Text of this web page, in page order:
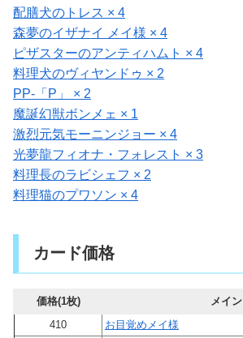
配膳犬のトレス × 4
森夢のイザナイ メイ様 × 4
ピザスターのアンティハムト × 4
料理犬のヴィヤンドゥ × 2
PP-「P」 × 2
魔誕幻獣ボンメェ × 1
激烈元気モーニンジョー × 4
光夢龍フィオナ・フォレスト × 3
料理長のラビシェフ × 2
料理猫のプワソン × 4
カード価格
価格(1枚)
メイン
410
お目覚めメイ様